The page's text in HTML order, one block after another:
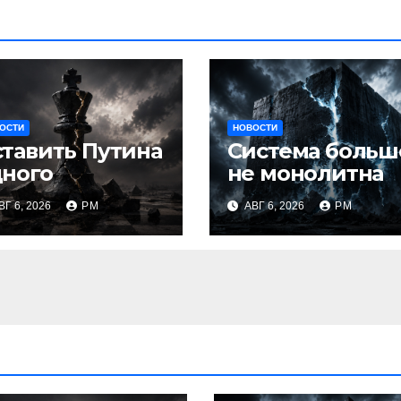
Путина
6, 2026 РМ
НОВОСТИ
Система
не монолитна
АВГ 6, 2026 РМ